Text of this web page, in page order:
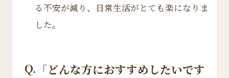
る不安が減り、日常生活がとても楽になりま
した。
Q. 「どんな方におすすめしたいです